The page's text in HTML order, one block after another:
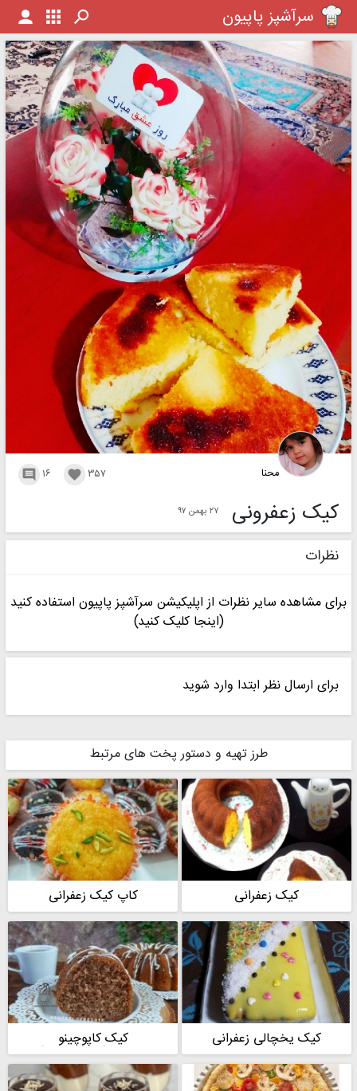
سرآشپز پاپیون
محنا ۱۶  ۳۵۷ 
کیک زعفرونی ۲۷ بهمن ۹۷
نظرات
برای مشاهده سایر نظرات از اپلیکیشن سرآشپز پاپیون استفاده کنید
(اینجا کلیک کنید)
برای ارسال نظر ابتدا وارد شوید
طرز تهیه و دستور پخت های مرتبط
کیک زعفرانی کاپ کیک زعفرانی
کیک یخچالی زعفرانی کیک کاپوچینو
شکلاتی(کاپوچاکلت )